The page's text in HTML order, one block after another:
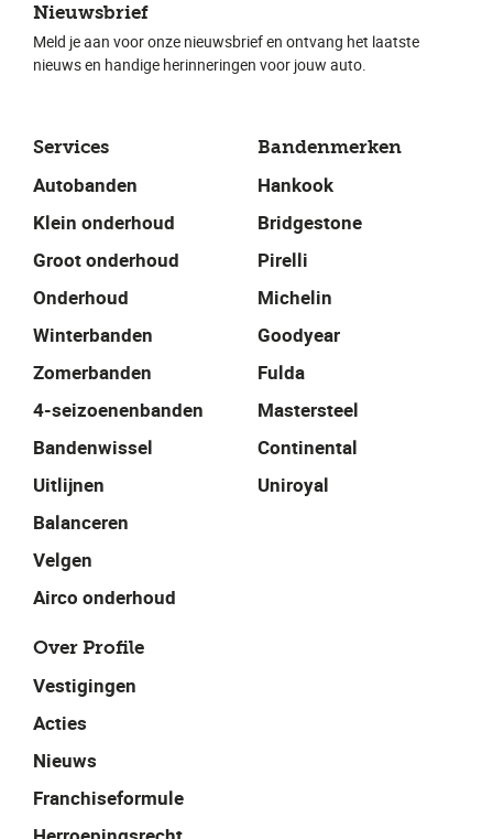
Services
Autobanden
Klein onderhoud
Groot onderhoud
Onderhoud
Winterbanden
Zomerbanden
4-seizoenenbanden
Bandenwissel
Uitlijnen
Balanceren
Velgen
Airco onderhoud
Bandenmerken
Hankook
Bridgestone
Pirelli
Michelin
Goodyear
Fulda
Mastersteel
Continental
Uniroyal
Over Profile
Vestigingen
Acties
Nieuws
Franchiseformule
Nieuwsbrief
Meld je aan voor onze nieuwsbrief en ontvang het laatste
nieuws en handige herinneringen voor jouw auto.